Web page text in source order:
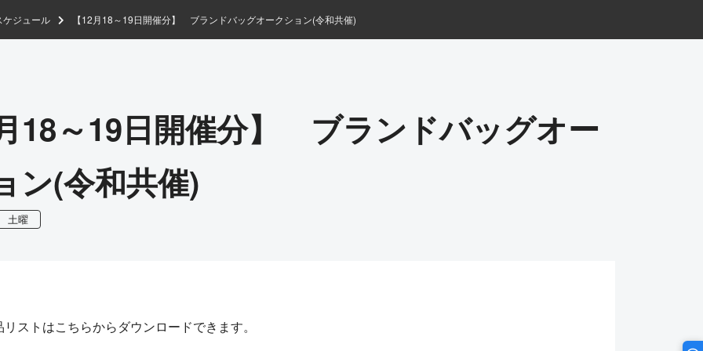
ケジュール 【12月18～19日開催分】 ブランドバッグオークション(令和共催)
18～19日開催分】 ブランドバッグオー
ン(令和共催)
土曜
リストはこちらからダウンロードできます。